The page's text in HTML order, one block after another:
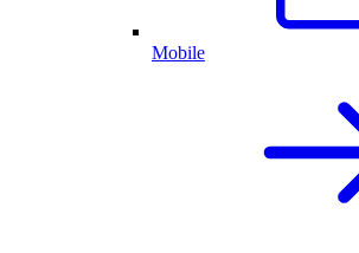
Mobile